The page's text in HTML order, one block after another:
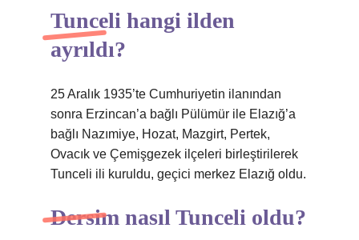
Tunceli hangi ilden
ayrıldı?
25 Aralık 1935’te Cumhuriyetin ilanından
sonra Erzincan’a bağlı Pülümür ile Elazığ’a
bağlı Nazımiye, Hozat, Mazgirt, Pertek,
Ovacık ve Çemişgezek ilçeleri birleştirilerek
Tunceli ili kuruldu, geçici merkez Elazığ oldu.
Dersim nasıl Tunceli oldu?